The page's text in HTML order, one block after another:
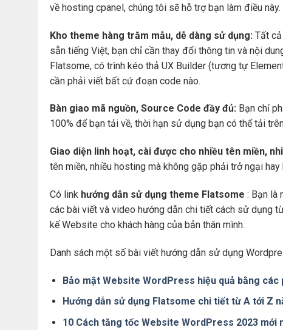
về hosting cpanel, chúng tôi sẽ hỗ trợ bạn làm điều này.
Kho theme hàng trăm mẫu, dễ dàng sử dụng: Tất
sẵn tiếng Việt, bạn chỉ cần thay đổi thông tin và nội
Flatsome, có trình kéo thả UX Builder (tương tự
cần phải viết bất cứ đoạn code nào.
Bàn giao mã nguồn, Source Code đầy đủ: Bạn chỉ
100% để bạn tải về, thời hạn sử dụng bạn có thể tải
Giao diện linh hoạt, cài được cho nhiều tên miền,
tên miền, nhiều hosting mà không gặp phải trở ngại hay
Có link hướng dẫn sử dụng theme Flatsome : Bạn là
các bài viết và video hướng dẫn chi tiết cách sử dụng
kế Website cho khách hàng của bản thân mình.
Danh sách một số bài viết hướng dẫn sử dụng
Bảo mật Website WordPress hiệu quả bằng các
Hướng dẫn sử dụng Flatsome chi tiết từ A tới Z
10 Cách tăng tốc Website WordPress 2023 mới